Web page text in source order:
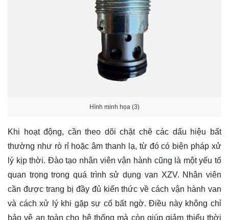
Hình minh họa (3)
Khi hoạt động, cần theo dõi chặt chẽ các dấu hiệu bất
thường như rò rỉ hoặc âm thanh lạ, từ đó có biện pháp xử
lý kịp thời. Đào tạo nhân viên vận hành cũng là một yếu tố
quan trọng trong quá trình sử dụng van XZV. Nhân viên
cần được trang bị đầy đủ kiến thức về cách vận hành van
và cách xử lý khi gặp sự cố bất ngờ. Điều này không chỉ
bảo vệ an toàn cho hệ thống mà còn giúp giảm thiểu thời